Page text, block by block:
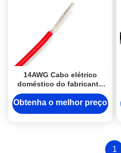
14AWG Cabo elétrico
doméstico do fabricante
de cabos DJX
Obtenha o melhor preço
1